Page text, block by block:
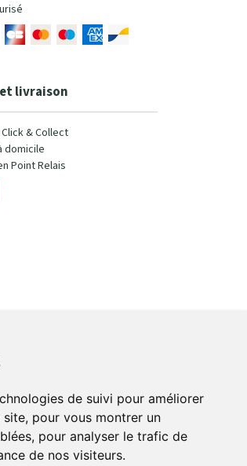
de suivi pour améliorer
pour vous montrer un
pour analyser le trafic de
de nos visiteurs.
livraison
& Collect
domicile
Point Relais